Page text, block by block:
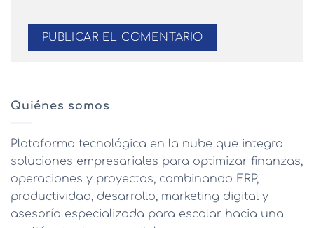
Quiénes somos
Plataforma tecnológica en la nube que integra
soluciones empresariales para optimizar finanzas,
operaciones y proyectos, combinando ERP,
productividad, desarrollo, marketing digital y
asesoría especializada para escalar hacia una